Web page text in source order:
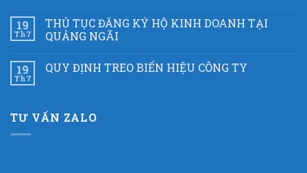
19
Th7
THỦ TỤC ĐĂNG KÝ HỘ KINH DOANH TẠI
QUẢNG NGÃI
19
Th7
QUY ĐỊNH TREO BIỂN HIỆU CÔNG TY
TƯ VẤN ZALO